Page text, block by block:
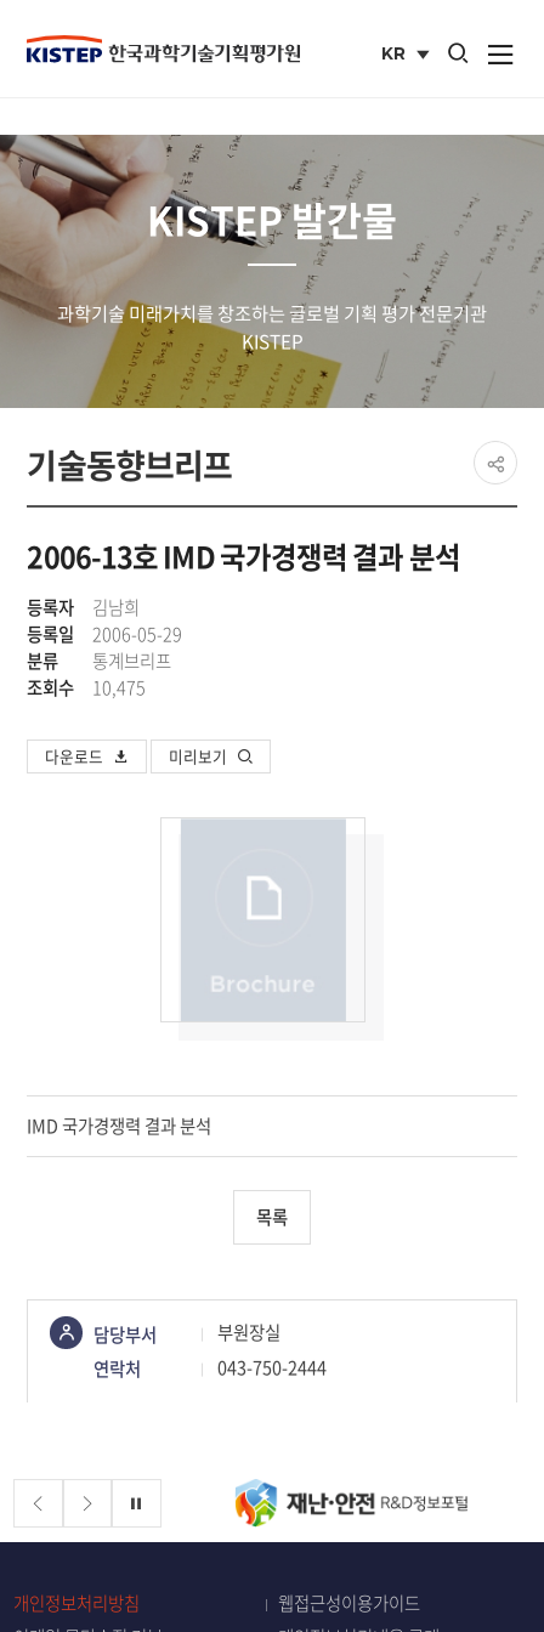
KR
통합검색 열기
사이트맵
KISTEP 발간물
과학기술 미래가치를 창조하는 글로벌 기획 평가 전문기관
KISTEP
기술동향브리프
페이지
공유
share
2006-13호 IMD 국가경쟁력 결과 분석
등록자
김남희
등록일
2006-05-29
분류
통계브리프
조회수
10,475
다운로드 미리보기
IMD 국가경쟁력 결과 분석
목록
콘텐츠
정보책임자
담당부서
부원장실
연락처
043-750-2444
배너존
개인정보처리방침
웹접근성이용가이드